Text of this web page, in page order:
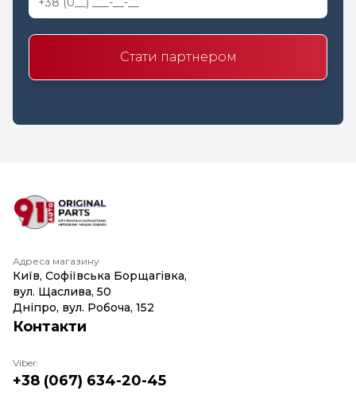
Стати партнером
Адреса магазину
Київ, Софіївська Борщагівка,
вул. Щаслива, 50
Дніпро, вул. Робоча, 152
Контакти
Viber:
+38 (067) 634-20-45